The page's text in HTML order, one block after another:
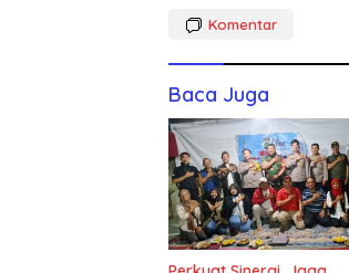
Komentar
Baca Juga